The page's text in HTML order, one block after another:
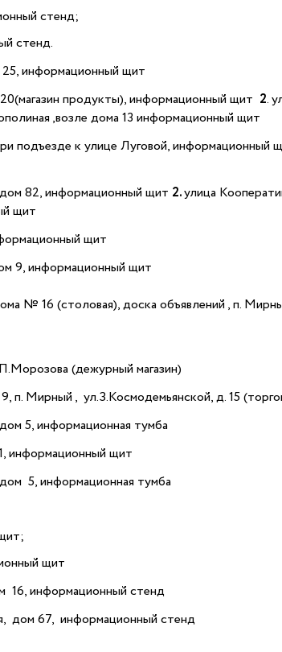
стенд;
стенд.
информационный щит
продукты), информационный щит 2.
,возле дома 13 информационный щит
подъезде к улице Луговой, информационный
82, информационный щит 2.улица
щит
щит
9, информационный щит
№ 16 (столовая), доска объявлений , п.
(дежурный магазин)
п. Мирный , ул.З.Космодемьянской, д. 15
5, информационная тумба
информационный щит
5, информационная тумба
щит
16, информационный стенд
дом 67, информационный стенд